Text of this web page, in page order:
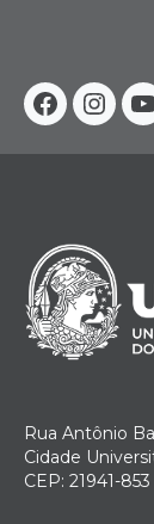
Rua Antônio
Cidade
CEP: 21941-853